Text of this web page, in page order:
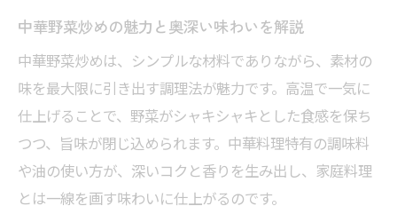
人気中華レシピで使われる調味料の割合を
伝授
本格中華炒めで失敗しない分量のコツを紹
介
肉なし中華野菜炒めでも美味しく作る黄金
比
オイスターソースが引き出す中華炒めの味
中華野菜炒めの魅力と奥深い味わいを解説
中華野菜炒めは、シンプルな材料でありながら、素材の
味を最大限に引き出す調理法が魅力です。高温で一気に
仕上げることで、野菜がシャキシャキとした食感を保ち
つつ、旨味が閉じ込められます。中華料理特有の調味料
や油の使い方が、深いコクと香りを生み出し、家庭料理
とは一線を画す味わいに仕上がるのです。